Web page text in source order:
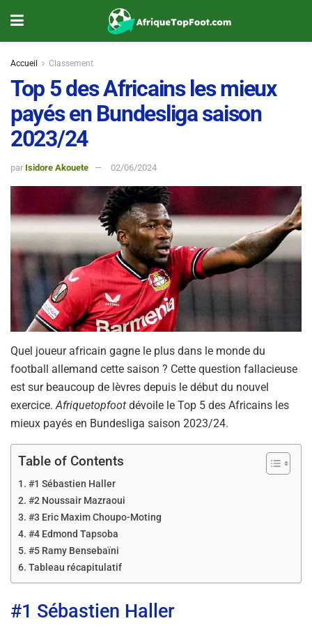
Accueil Classement
Top 5 des Africains les mieux
payés en Bundesliga saison
2023/24
par Isidore Akouete 02/06/2024
Quel joueur africain gagne le plus dans le monde du
football allemand cette saison ? Cette question fallacieuse
est sur beaucoup de lèvres depuis le début du nouvel
exercice. Afriquetopfoot dévoile le Top 5 des Africains les
mieux payés en Bundesliga saison 2023/24.
Table of Contents
#1 Sébastien Haller
#2 Noussair Mazraoui
#3 Eric Maxim Choupo-Moting
#4 Edmond Tapsoba
#5 Ramy Bensebaïni
Tableau récapitulatif
#1 Sébastien Haller